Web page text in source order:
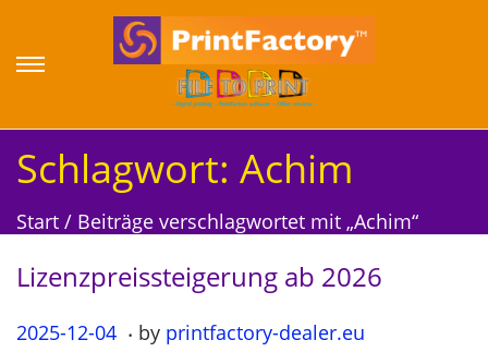
S
k
i
p
t
n
v
g
S
k
i
p
t
c
n
e
Schlagwort: Achim
Start / Beiträge verschlagwortet mit „Achim“
Lizenzpreissteigerung ab 2026
P
2025-12-04 2. by printfactory-dealer.eu